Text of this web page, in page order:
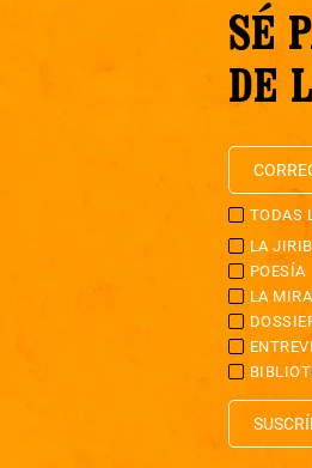
SÉ
DE
TODAS
LA
POESÍA
LA